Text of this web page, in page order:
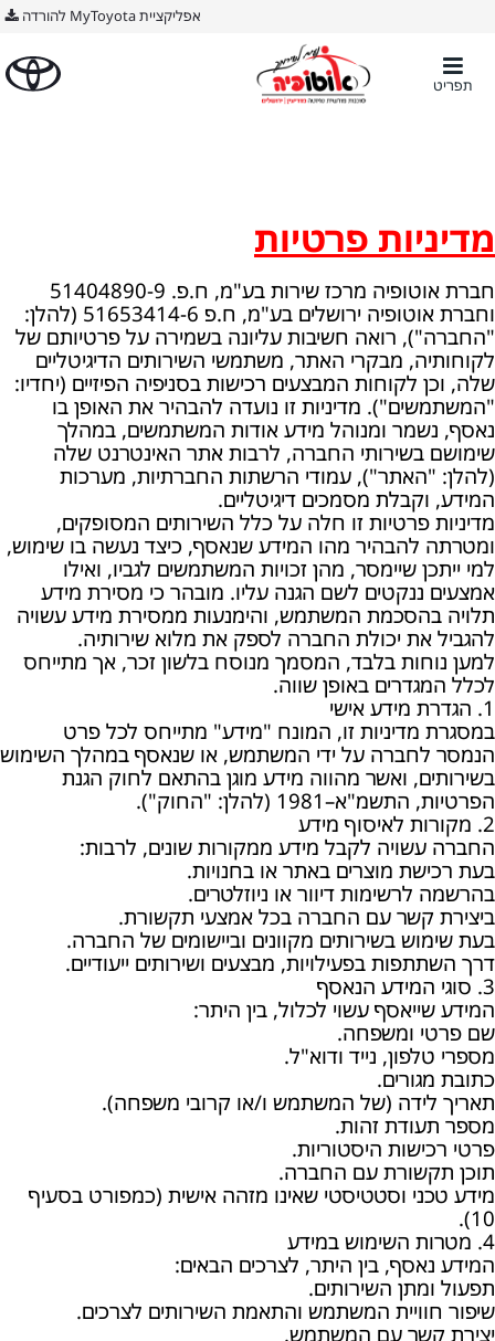
אפליקציית MyToyota להורדה
תפריט
מדיניות פרטיות
חברת אוטופיה מרכז שירות בע"מ, ח.פ. 51404890-9
וחברת אוטופיה ירושלים בע"מ, ח.פ 51653414-6 (להלן:
"החברה"), רואה חשיבות עליונה בשמירה על פרטיותם של
לקוחותיה, מבקרי האתר, משתמשי השירותים הדיגיטליים
שלה, וכן לקוחות המבצעים רכישות בסניפיה הפיזיים (יחדיו:
"המשתמשים"). מדיניות זו נועדה להבהיר את האופן בו
נאסף, נשמר ומנוהל מידע אודות המשתמשים, במהלך
שימושם בשירותי החברה, לרבות אתר האינטרנט שלה
(להלן: "האתר"), עמודי הרשתות החברתיות, מערכות
המידע, וקבלת מסמכים דיגיטליים.
מדיניות פרטיות זו חלה על כלל השירותים המסופקים,
ומטרתה להבהיר מהו המידע שנאסף, כיצד נעשה בו שימוש,
למי ייתכן שיימסר, מהן זכויות המשתמשים לגביו, ואילו
אמצעים ננקטים לשם הגנה עליו. מובהר כי מסירת מידע
תלויה בהסכמת המשתמש, והימנעות ממסירת מידע עשויה
להגביל את יכולת החברה לספק את מלוא שירותיה.
למען נוחות בלבד, המסמך מנוסח בלשון זכר, אך מתייחס
לכלל המגדרים באופן שווה.
1. הגדרת מידע אישי
במסגרת מדיניות זו, המונח "מידע" מתייחס לכל פרט
הנמסר לחברה על ידי המשתמש, או שנאסף במהלך השימוש
בשירותים, ואשר מהווה מידע מוגן בהתאם לחוק הגנת
הפרטיות, התשמ"א–1981 (להלן: "החוק").
2. מקורות לאיסוף מידע
החברה עשויה לקבל מידע ממקורות שונים, לרבות:
בעת רכישת מוצרים באתר או בחנויות.
בהרשמה לרשימות דיוור או ניוזלטרים.
ביצירת קשר עם החברה בכל אמצעי תקשורת.
בעת שימוש בשירותים מקוונים וביישומים של החברה.
דרך השתתפות בפעילויות, מבצעים ושירותים ייעודיים.
3. סוגי המידע הנאסף
המידע שייאסף עשוי לכלול, בין היתר:
שם פרטי ומשפחה.
מספרי טלפון, נייד ודוא"ל.
כתובת מגורים.
תאריך לידה (של המשתמש ו/או קרובי משפחה).
מספר תעודת זהות.
פרטי רכישות היסטוריות.
תוכן תקשורת עם החברה.
מידע טכני וסטטיסטי שאינו מזהה אישית (כמפורט בסעיף
10).
4. מטרות השימוש במידע
המידע נאסף, בין היתר, לצרכים הבאים:
תפעול ומתן השירותים.
שיפור חוויית המשתמש והתאמת השירותים לצרכים.
יצירת קשר עם המשתמש.